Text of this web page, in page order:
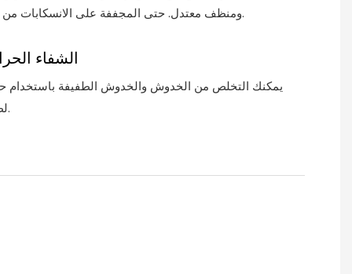
ومنظف معتدل. حتى المجففة على الانسكابات من السهل إزالتها.
الشفاء
يمكنك التخلص من الخدوش والخدوش الطفيفة باستخدام
لطيفة.